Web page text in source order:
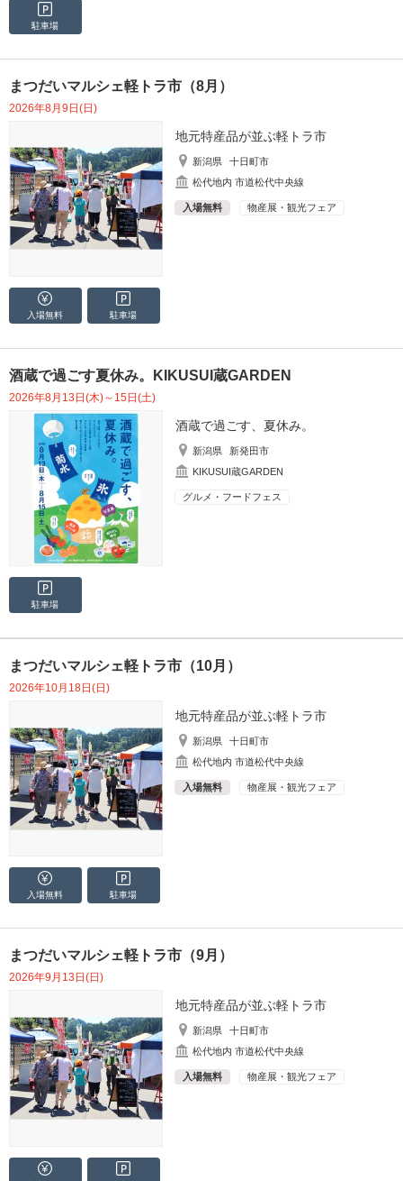
駐車場
まつだいマルシェ軽トラ市（8月）
2026年8月9日(日)
地元特産品が並ぶ軽トラ市
新潟県
十日町市
松代地内 市道松代中央線
入場無料 物産展・観光フェア
入場無料 駐車場
酒蔵で過ごす夏休み。KIKUSUI蔵GARDEN
2026年8月13日(木)～15日(土)
酒蔵で過ごす、夏休み。
新潟県
新発田市
KIKUSUI蔵GARDEN
グルメ・フードフェス
駐車場
まつだいマルシェ軽トラ市（10月）
2026年10月18日(日)
地元特産品が並ぶ軽トラ市
新潟県
十日町市
松代地内 市道松代中央線
入場無料 物産展・観光フェア
入場無料 駐車場
まつだいマルシェ軽トラ市（9月）
2026年9月13日(日)
地元特産品が並ぶ軽トラ市
新潟県
十日町市
松代地内 市道松代中央線
入場無料 物産展・観光フェア